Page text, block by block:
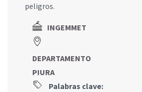
peligros.
INGEMMET
DEPARTAMENTO
PIURA
Palabras clave: